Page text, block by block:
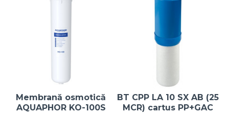
Membrană osmotică
AQUAPHOR KO-100S
BT CPP LA 10 SX AB (25
MCR) cartus PP+GAC